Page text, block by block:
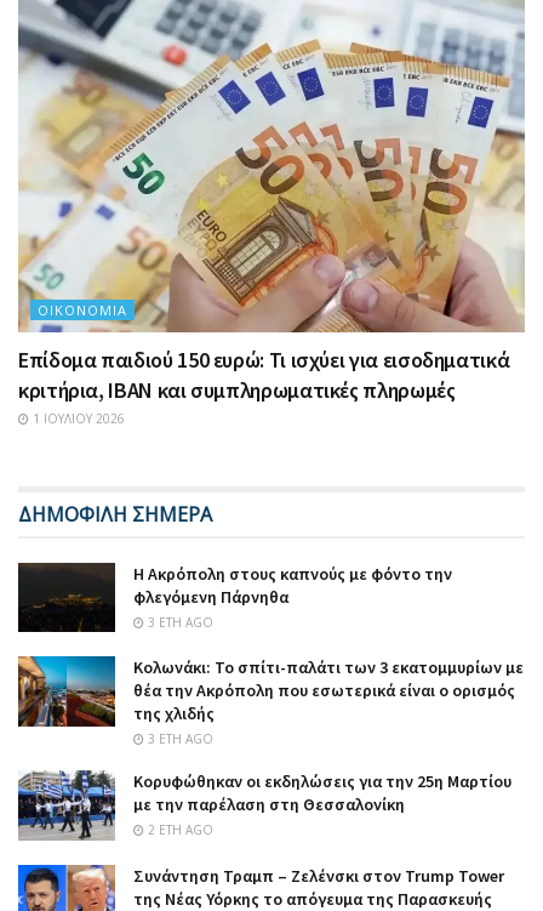
ΟΙΚΟΝΟΜΊΑ
Επίδομα παιδιού 150 ευρώ: Τι ισχύει για εισοδηματικά
κριτήρια, IBAN και συμπληρωματικές πληρωμές
1 ΙΟΥΛΊΟΥ 2026
ΔΗΜΟΦΙΛΗ ΣΗΜΕΡΑ
Η Ακρόπολη στους καπνούς με φόντο την
φλεγόμενη Πάρνηθα
3 ΈΤΗ AGO
Κολωνάκι: Το σπίτι-παλάτι των 3 εκατομμυρίων με
θέα την Ακρόπολη που εσωτερικά είναι ο ορισμός
της χλιδής
3 ΈΤΗ AGO
Κορυφώθηκαν οι εκδηλώσεις για την 25η Μαρτίου
με την παρέλαση στη Θεσσαλονίκη
2 ΈΤΗ AGO
Συνάντηση Τραμπ – Ζελένσκι στον Trump Tower
της Νέας Υόρκης το απόγευμα της Παρασκευής